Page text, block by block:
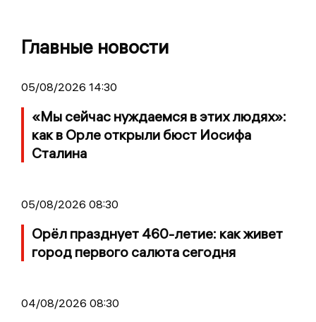
Главные новости
05/08/2026 14:30
«Мы сейчас нуждаемся в этих людях»:
как в Орле открыли бюст Иосифа
Сталина
05/08/2026 08:30
Орёл празднует 460-летие: как живет
город первого салюта сегодня
04/08/2026 08:30